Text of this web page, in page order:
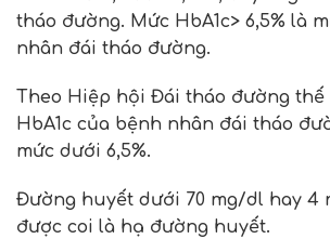
tháo đường. Mức HbA1c> 6,5% là
nhân đái tháo đường.
Theo Hiệp hội Đái tháo đường thế
HbA1c của bệnh nhân đái tháo
mức dưới 6,5%.
Đường huyết dưới 70 mg/dl hay 4
được coi là hạ đường huyết.